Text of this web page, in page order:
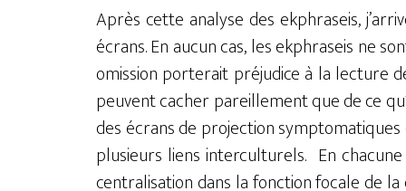
Après cette analyse des ekphraseis,
écrans. En aucun cas, les ekphraseis ne
omission porterait préjudice à la lecture
peuvent cacher pareillement que de ce
des écrans de projection
plusieurs liens interculturels. En
centralisation dans la fonction focale de